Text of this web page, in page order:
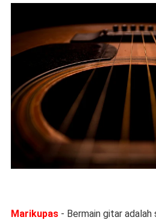
Marikupas- Bermain gitar adalah